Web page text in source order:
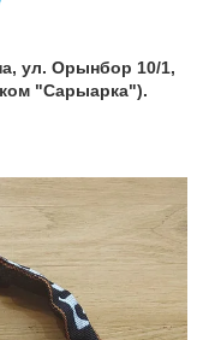
ул. Орынбор 10/1,
"Сарыарка").